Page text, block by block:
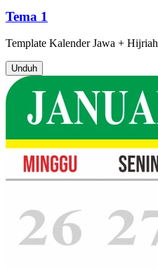
Tema 1
Template Kalender Jawa + Hijriah
Unduh